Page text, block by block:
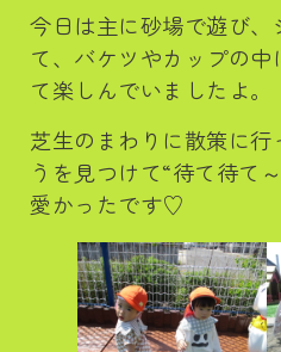
今日は主に砂場で遊び、
て、バケツやカップの
て楽しんでいましたよ。
芝生のまわりに散策に行
うを見つけて“待て待て
愛かったです♡